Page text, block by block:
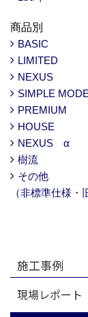
商品別
BASIC
LIMITED
NEXUS
SIMPLE
PREMIUM
HOUSE
NEXUS α
樹流
その他
（非標準仕様・
施工事例
現場レポート